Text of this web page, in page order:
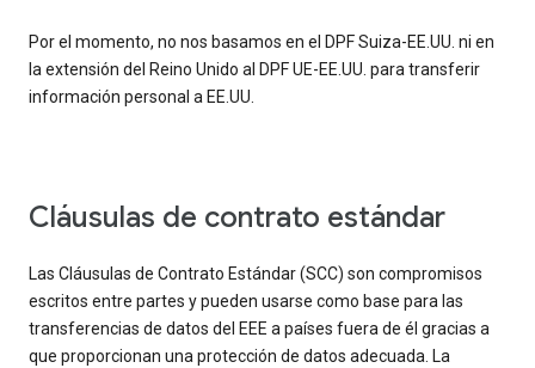
Por el momento, no nos basamos en el DPF Suiza-EE.UU. ni en
la extensión del Reino Unido al DPF UE-EE.UU. para transferir
información personal a EE.UU.
Cláusulas de contrato estándar
Las Cláusulas de Contrato Estándar (SCC) son compromisos
escritos entre partes y pueden usarse como base para las
transferencias de datos del EEE a países fuera de él gracias a
que proporcionan una protección de datos adecuada. La